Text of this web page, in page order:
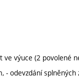
výuce (2 povolené
- odevzdání splněných